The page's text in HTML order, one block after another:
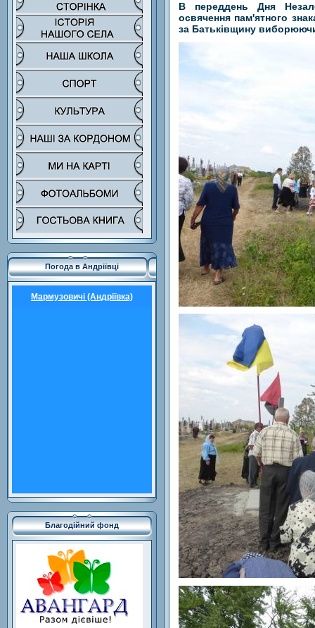
Погода в Андріївці
Мармузовичі (Андріївка)
Благодійний фонд
В переддень Дня
освячення пам'ятного
за Батьківщину виборюючи